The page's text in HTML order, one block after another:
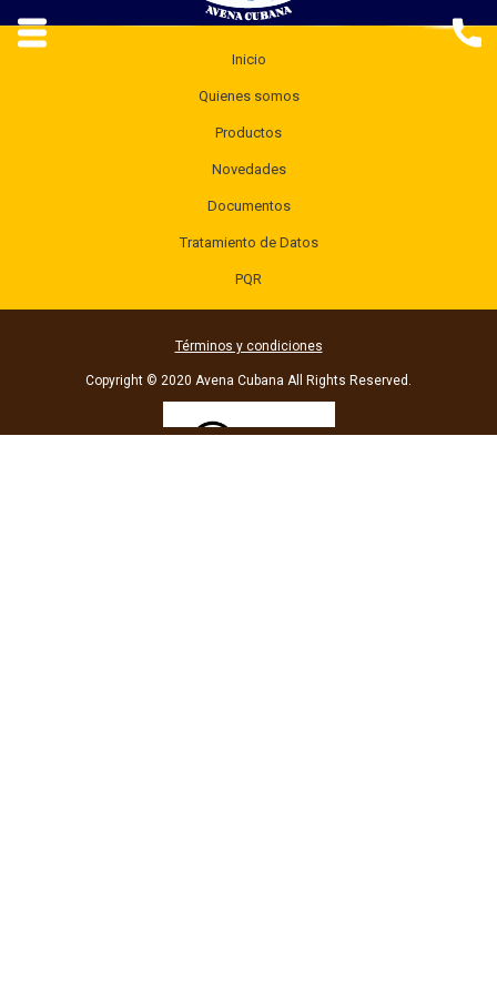
Inicio
Quienes somos
Productos
Novedades
Documentos
Tratamiento de Datos
PQR
Términos y condiciones
Copyright © 2020 Avena Cubana All Rights Reserved.